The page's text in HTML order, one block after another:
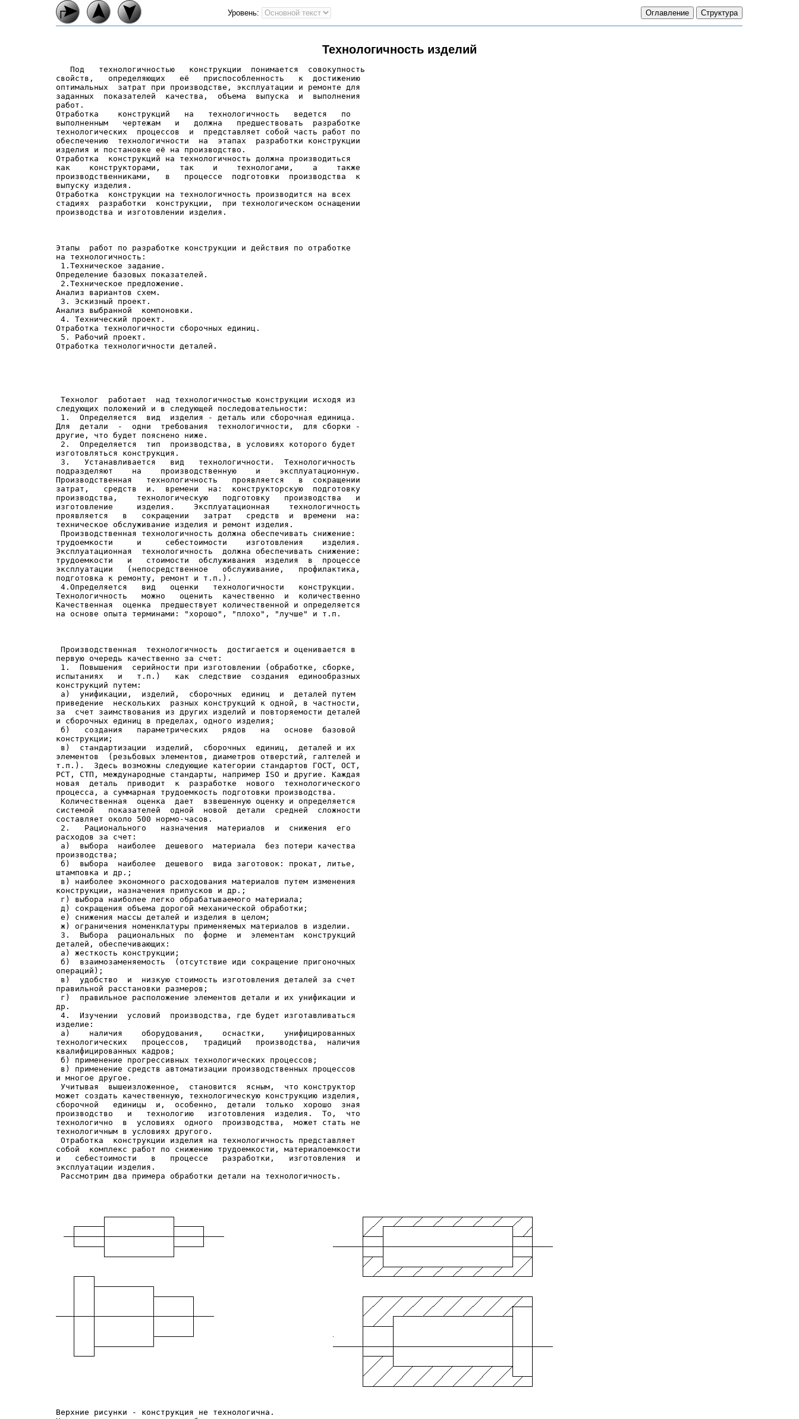
Уровень:
Технологичность изделий
Под   технологичностью   конструкции  понимается  совокупность
свойств,   определяющих   её   приспособленность   к  достижению
оптимальных  затрат при производстве, эксплуатации и ремонте для
заданных  показателей  качества,  объема  выпуска  и  выполнения
работ.
Отработка    конструкций   на   технологичность   ведется   по
выполненным   чертежам   и   должна   предшествовать  разработке
технологических  процессов  и  представляет собой часть работ по
обеспечению  технологичности  на  этапах  разработки конструкции
изделия и постановке её на производство.
Отработка  конструкций на технологичность должна производиться
как    конструкторами,    так    и    технологами,    а    также
производственниками,   в   процессе  подготовки  производства  к
выпуску изделия.
Отработка  конструкции на технологичность производится на всех
стадиях  разработки  конструкции,  при технологическом оснащении
Этапы  работ по разработке конструкции и действия по отработке
на технологичность:
1.Техническое задание.
Определение базовых показателей.
2.Техническое предложение.
Анализ вариантов схем.
3. Эскизный проект.
Анализ выбранной  компоновки.
4. Технический проект.
Отработка технологичности сборочных единиц.
5. Рабочий проект.
Отработка технологичности деталей.
Технолог  работает  над технологичностью конструкции исходя из
следующих положений и в следующей последовательности:
1.  Определяется  вид  изделия - деталь или сборочная единица.
Для  детали  -  одни  требования  технологичности,  для сборки -
другие, что будет пояснено ниже.
2.  Определяется  тип  производства, в условиях которого будет
изготовляться конструкция.
3.   Устанавливается   вид   технологичности.  Технологичность
подразделяют    на    производственную    и    эксплуатационную.
Производственная   технологичность   проявляется   в  сокращении
затрат,   средств  и.  времени  на:  конструкторскую  подготовку
производства,    технологическую   подготовку   производства   и
изготовление     изделия.    Эксплуатационная    технологичность
проявляется   в   сокращении   затрат   средств  и  времени  на:
техническое обслуживание изделия и ремонт изделия.
Производственная технологичность должна обеспечивать снижение:
трудоемкости     и     себестоимости    изготовления    изделия.
Эксплуатационная  технологичность  должна обеспечивать снижение:
трудоемкости   и   стоимости  обслуживания  изделия  в  процессе
эксплуатации   (непосредственное   обслуживание,   профилактика,
подготовка к ремонту, ремонт и т.п.).
4.Определяется   вид   оценки   технологичности   конструкции.
Технологичность   можно   оценить  качественно  и  количественно
Качественная  оценка  предшествует количественной и определяется
Производственная  технологичность  достигается и оценивается в
первую очередь качественно за счет:
1.  Повышения  серийности при изготовлении (обработке, сборке,
испытаниях   и   т.п.)   как  следствие  создания  единообразных
конструкций путем:
а)  унификации,  изделий,  сборочных  единиц  и  деталей путем
приведение  нескольких  разных конструкций к одной, в частности,
за  счет заимствования из других изделий и повторяемости деталей
и сборочных единиц в пределах, одного изделия;
б)   создания   параметрических   рядов   на   основе  базовой
конструкции;
в)  стандартизации  изделий,  сборочных  единиц,  деталей и их
элементов  (резьбовых элементов, диаметров отверстий, галтелей и
т.п.).  Здесь возможны следующие категории стандартов ГОСТ, ОСТ,
РСТ, СТП, международные стандарты, например ISO и другие. Каждая
новая  деталь  приводит  к  разработке  нового  технологического
процесса, а суммарная трудоемкость подготовки производства.
Количественная  оценка  дает  взвешенную оценку и определяется
системой   показателей  одной  новой  детали  средней  сложности
составляет около 500 нормо-часов.
2.   Рационального   назначения  материалов  и  снижения  его
расходов за счет:
а)  выбора  наиболее  дешевого  материала  без потери качества
производства;
б)  выбора  наиболее  дешевого  вида заготовок: прокат, литье,
штамповка и др.;
в) наиболее экономного расходования материалов путем изменения
конструкции, назначения припусков и др.;
г) выбора наиболее легко обрабатываемого материала;
д) сокращения объема дорогой механической обработки;
е) снижения массы деталей и изделия в целом;
ж) ограничения номенклатуры применяемых материалов в изделии.
3.  Выбора  рациональных  по  форме  и  элементам  конструкций
деталей, обеспечивающих:
а) жесткость конструкции;
б)  взаимозаменяемость  (отсутствие иди сокращение пригоночных
операций);
в)  удобство  и  низкую стоимость изготовления деталей за счет
правильной расстановки размеров;
г)  правильное расположение элементов детали и их унификации и
др.
4.  Изучении  условий  производства, где будет изготавливаться
изделие:
а)    наличия    оборудования,    оснастки,    унифицированных
технологических   процессов,   традиций   производства,  наличия
квалифицированных кадров;
б) применение прогрессивных технологических процессов;
в) применение средств автоматизации производственных процессов
и многое другое.
Учитывая  вышеизложенное,  становится  ясным,  что конструктор
может создать качественную, технологическую конструкцию изделия,
сборочной   единицы  и,  особенно,  детали  только  хорошо  зная
производство   и   технологию   изготовления  изделия.  То,  что
технологично  в  условиях  одного  производства,  может стать не
технологичным в условиях другого.
Отработка  конструкции изделия на технологичность представляет
собой  комплекс работ по снижению трудоемкости, материалоемкости
и   себестоимости   в   процессе   разработки,   изготовления  и
эксплуатации изделия.
Верхние рисунки - конструкция не технологична.